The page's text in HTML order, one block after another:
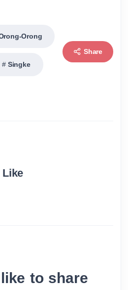
Orong
Singke
Share
to share